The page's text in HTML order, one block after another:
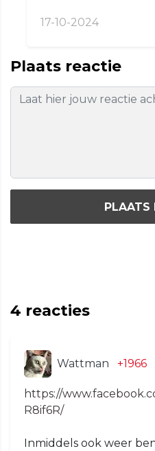
17-10-2024
Plaats reactie
PLAATS
4 reacties
Wattman +1966
https://
R8if6R/
Inmiddels ook weer